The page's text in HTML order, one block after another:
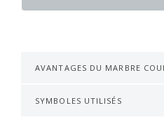
AVANTAGES DU MARBRE
SYMBOLES UTILISÉS